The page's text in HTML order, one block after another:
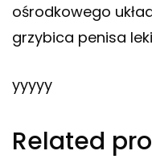
ośrodkowego
grzybica penisa
yyyyy
Related